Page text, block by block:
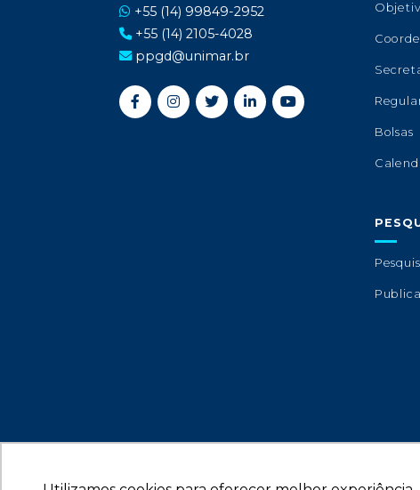
+55 (14) 99849-2952
+55 (14) 2105-4028
ppgd@unimar.br
Bolsas